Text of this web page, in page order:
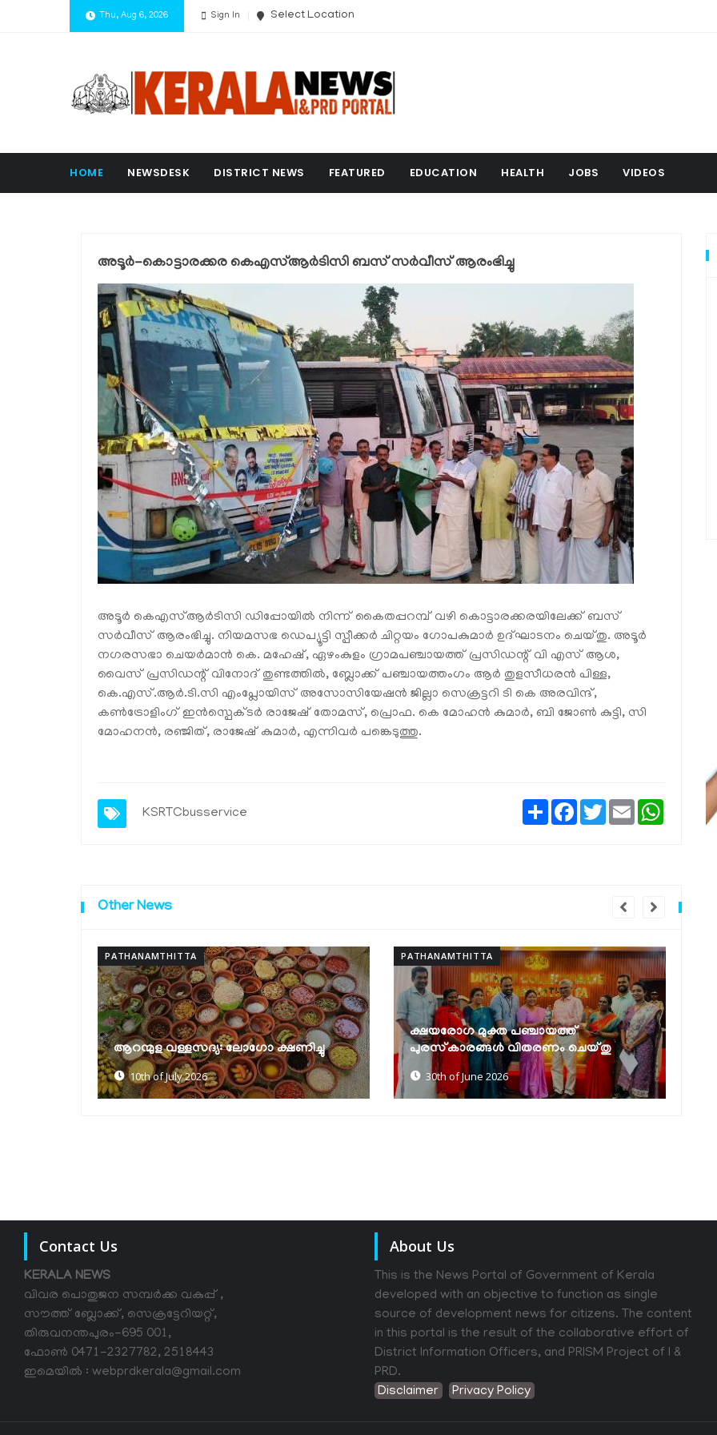
Thu, Aug 6, 2026 Sign In Select Location
HOME NEWSDESK DISTRICT NEWS FEATURED EDUCATION HEALTH JOBS VIDEOS
അടൂർ-കൊട്ടാരക്കര കെഎസ്ആർടിസി ബസ് സർവീസ് ആരംഭിച്ചു
അടൂര്‍ കെഎസ്ആര്‍ടിസി ഡിപ്പോയില്‍ നിന്ന് കൈതപ്പറമ്പ് വഴി കൊട്ടാരക്കരയിലേക്ക് ബസ്
സര്‍വീസ് ആരംഭിച്ചു. നിയമസഭ ഡെപ്യൂട്ടി സ്പീക്കര്‍ ചിറ്റയം ഗോപകുമാര്‍ ഉദ്ഘാടനം ചെയ്തു. അടൂര്‍
നഗരസഭാ ചെയര്‍മാന്‍ കെ. മഹേഷ്, ഏഴംകുളം ഗ്രാമപഞ്ചായത്ത് പ്രസിഡന്റ് വി എസ് ആശ,
വൈസ് പ്രസിഡന്റ് വിനോദ് തുണ്ടത്തില്‍, ബ്ലോക്ക് പഞ്ചായത്തംഗം ആര്‍ തുളസീധരന്‍ പിള്ള,
കെ.എസ്.ആര്‍.ടി.സി എംപ്ലോയിസ് അസോസിയേഷന്‍ ജില്ലാ സെക്രട്ടറി ടി കെ അരവിന്ദ്,
കണ്‍ട്രോളിംഗ് ഇന്‍സ്പെക്ടര്‍ രാജേഷ് തോമസ്, പ്രൊഫ. കെ മോഹന്‍ കുമാര്‍, ബി ജോണ്‍ കുട്ടി, സി
മോഹനന്‍, രഞ്ജിത്, രാജേഷ് കുമാര്‍, എന്നിവര്‍ പങ്കെടുത്തു.
KSRTCbusservice
ShareFacebook
TwitterEmail
Other News
PATHANAMTHITTA
ക്ഷയരോഗ മുക്ത പഞ്ചായത്ത്
പുരസ്‌കാരങ്ങൾ വിതരണം ചെയ്തു
30th of June 2026
PATHANAMTHITTA
സെൻസസ് സെൽഫ് എന്യൂമറേഷൻ:
മികച്ച നേട്ടവുമായി ഹയർ സെക്കൻഡറി
എൻ.എസ്.എസ് യൂണിറ്റുകൾ
30th of June 2026
Contact Us
KERALA NEWS
വിവര പൊതുജന സമ്പര്‍ക്ക വകുപ്പ് ,
സൗത്ത് ബ്ലോക്ക്, സെക്രട്ടേറിയറ്റ്,
തിരുവനന്തപുരം-695 001,
ഫോൺ 0471-2327782, 2518443
ഇമെയിൽ : webprdkerala@gmail.com
About Us
This is the News Portal of Government of Kerala
developed with an objective to function as single
source of development news for citizens. The content
in this portal is the result of the collaborative effort of
District Information Officers, and PRISM Project of I &
PRD.
Disclaimer
Privacy Policy